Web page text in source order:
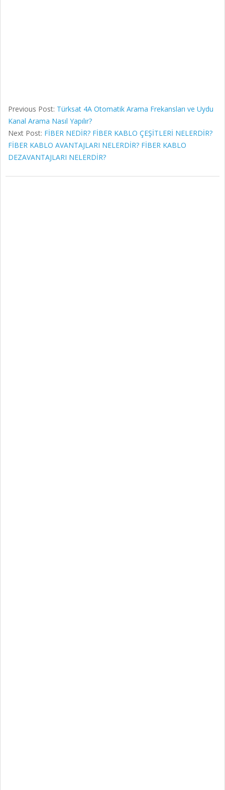
Previous Post: Türksat 4A Otomatik Arama Frekansları ve Uydu
Kanal Arama Nasıl Yapılır?
Next Post: FİBER NEDİR? FİBER KABLO ÇEŞİTLERİ NELERDİR?
FİBER KABLO AVANTAJLARI NELERDİR? FİBER KABLO
DEZAVANTAJLARI NELERDİR?